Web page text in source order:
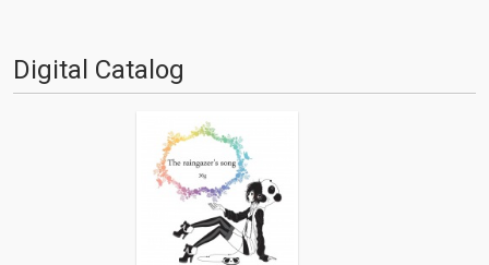
をしぼった即売会、つまりコミ
ケです。コスプ…
博士に初音ミク／ボーカロ…
Digital Catalog